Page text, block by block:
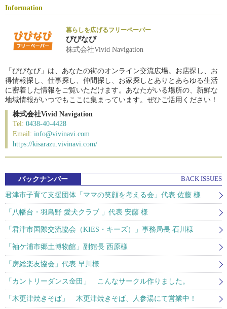
Information
暮らしを広げるフリーペーパー
びびなび
株式会社Vivid Navigation
「びびなび」は、あなたの街のオンライン交流広場。お店探し、お
得情報探し、仕事探し、仲間探し、お家探しとありとあらゆる生活
に密着した情報をご覧いただけます。あなたがいる場所の、新鮮な
地域情報がいつでもここに集まっています。ぜひご活用ください！
株式会社Vivid Navigation
Tel: 0438-40-4428
Email: info@vivinavi.com
https://kisarazu.vivinavi.com/
バックナンバー BACK ISSUES
君津市子育て支援団体「ママの笑顔を考える会」代表 佐藤 様
「八幡台・羽鳥野 愛犬クラブ 」代表 安藤 様
「君津市国際交流協会（KIES・キーズ）」事務局長 石川様
「袖ケ浦市郷土博物館」副館長 西原様
「房総楽友協会」代表 早川様
「カントリーダンス金田」 こんなサークル作りました。
「木更津焼きそば」 木更津焼きそば、人参湯にて営業中！